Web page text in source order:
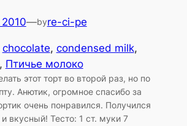
—byre-ci-pe
chocolate, condensed milk
Птичье молоко
этот торт во второй раз, но по
Анютик, огромное спасибо за
очень понравился. Получился
вкусный! Тесто: 1 ст. муки 7